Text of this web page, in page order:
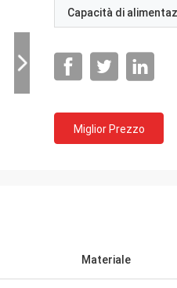
produzione di bottiglie di latte di
Capacità di
Miglior Prezzo
Materiale